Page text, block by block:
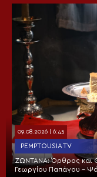
09.08.2026 | 6:45
PEMPTOUSIA TV
ΖΩΝΤΑΝΑ: Όρθρος και
Γεωργίου Παπάγου –